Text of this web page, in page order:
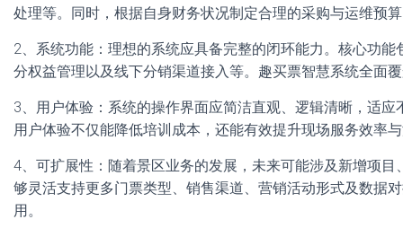
处理等。同时，根据自身财务状况制定合理的采购与运维预
2、系统功能：理想的系统应具备完整的闭环能力。核心功
分权益管理以及线下分销渠道接入等。趣买票智慧系统全面
3、用户体验：系统的操作界面应简洁直观、逻辑清晰，适
用户体验不仅能降低培训成本，还能有效提升现场服务效率
4、可扩展性：随着景区业务的发展，未来可能涉及新增项
够灵活支持更多门票类型、销售渠道、营销活动形式及数据
用。